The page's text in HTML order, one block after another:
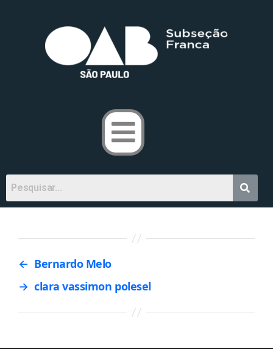
← Bernardo Melo
→ clara vassimon polesel